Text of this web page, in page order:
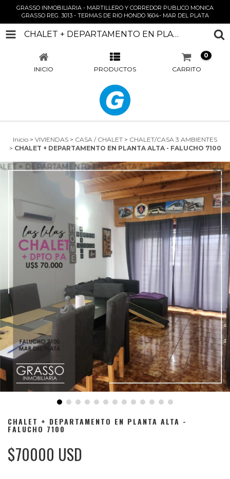
GRASSO INMOBILIARIA - MARTILLERO Y CORREDOR PUBLICO MONICA
GRASSO REG. 3013 - TERMAS DE RIO HONDO 1604- MAR DEL PLATA
CHALET + DEPARTAMENTO EN PLANTA ALTA - FALUCHO 7100
INICIO PRODUCTOS CARRITO
0
Inicio > VIVIENDAS > CASA / CHALET > CHALET/CASA 3 AMBIENTES
> CHALET + DEPARTAMENTO EN PLANTA ALTA - FALUCHO 7100
CHALET + DEPARTAMENTO EN PLANTA ALTA -
FALUCHO 7100
$70000 USD